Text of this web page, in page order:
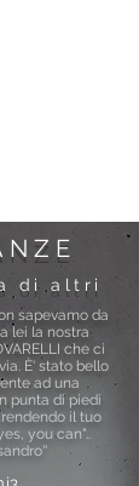
di altri
sapevamo da
lei la nostra
che ci
È' stato bello
ad una
punta di piedi
il tuo
you can"..